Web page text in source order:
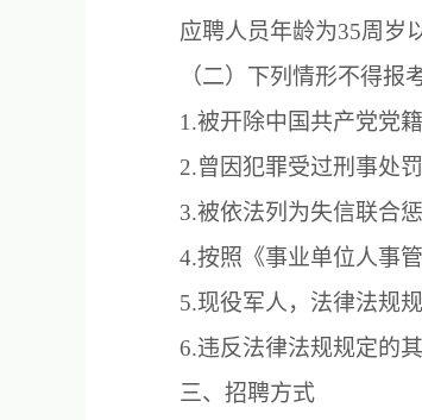
应聘人员年龄为35周岁
（二）下列情形不得报
1.被开除中国共产党党
2.曾因犯罪受过刑事处
3.被依法列为失信联合
4.按照《事业单位人事
5.现役军人，法律法规
6.违反法律法规规定的其
三、招聘方式